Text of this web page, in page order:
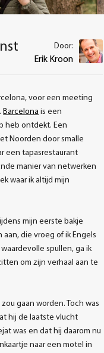
Door:
Erik Kroon
voor een meeting
.Barcelona is een
heb ontdekt. Een
Noorden door smalle
een tapasrestaurant
manier van netwerken
waar ik altijd mijn
mijn eerste bakje
die vroeg of ik Engels
spullen, ga ik
om zijn verhaal aan te
gaan worden. Toch was
hij de laatste vlucht
was en dat hij daarom nu
naar een motel in